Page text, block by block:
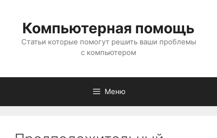
содержимому
Компьютерная помощь
Статьи которые помогут решить ваши проблемы
с компьютером
Меню